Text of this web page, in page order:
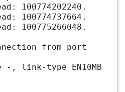
100774202240.
100774737664.
100775266048.
from port
, link-type EN10MB